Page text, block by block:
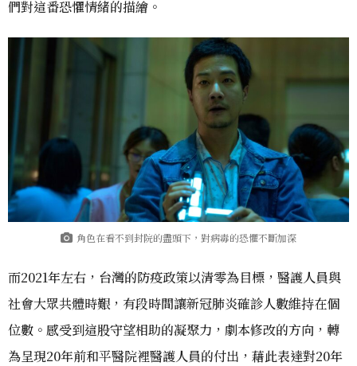
們對這番恐懼情緒的描繪。
角色在看不到封院的盡頭下，對病毒的恐懼不斷加深
而2021年左右，台灣的防疫政策以清零為目標，醫護人員與
社會大眾共體時艱，有段時間讓新冠肺炎確診人數維持在個
位數。感受到這股守望相助的凝聚力，劇本修改的方向，轉
為呈現20年前和平醫院裡醫護人員的付出，藉此表達對20年